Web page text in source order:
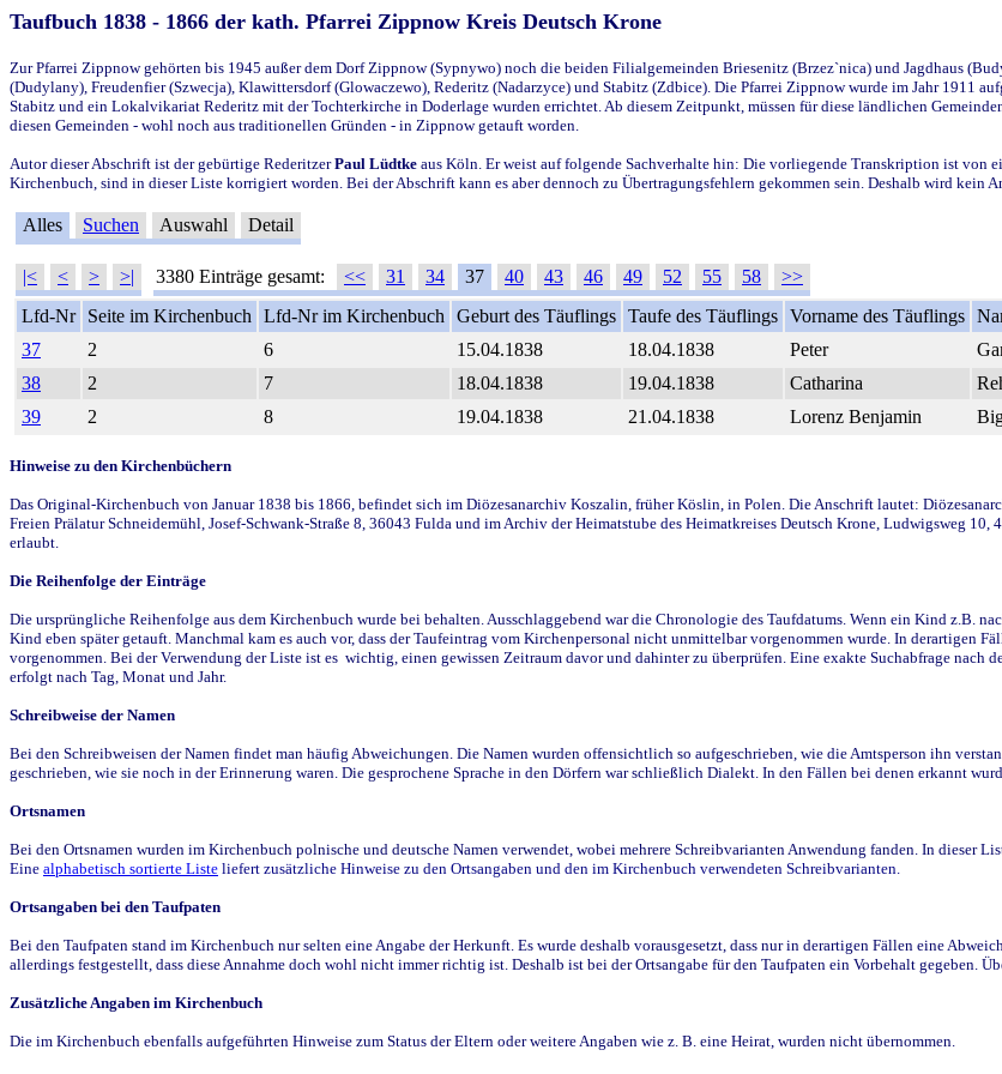
Taufbuch 1838 - 1866 der kath. Pfarrei Zippnow Kreis Deutsch Krone
Zur Pfarrei Zippnow gehörten bis 1945 außer dem Dorf Zippnow (Sypnywo) noch die beiden Filialgemeinden Briesenitz (Brzez`nica) und Jagdhaus
(Dudylany), Freudenfier (Szwecja), Klawittersdorf (Glowaczewo), Rederitz (Nadarzyce) und Stabitz (Zdbice). Die Pfarrei Zippnow wurde im Jahr 1911
Stabitz und ein Lokalvikariat Rederitz mit der Tochterkirche in Doderlage wurden errichtet. Ab diesem Zeitpunkt, müssen für diese ländlichen
diesen Gemeinden - wohl noch aus traditionellen Gründen - in Zippnow getauft worden.
Autor dieser Abschrift ist der gebürtige RederitzerPaul Lüdtke aus Köln. Er weist auf folgende Sachverhalte hin: Die vorliegende Transkription ist von
Kirchenbuch, sind in dieser Liste korrigiert worden. Bei der Abschrift kann es aber dennoch zu Übertragungsfehlern gekommen sein. Deshalb wird kein
Alles Suchen Auswahl Detail
|< < > >| 3380 Einträge gesamt: << 31 34 37 40 43 46 49 52 55 58
>>
Lfd-Nr
Seite im Kirchenbuch Lfd-Nr im Kirchenbuch Geburt des Täuflings Taufe des Täuflings Vorname des Täuflings
37
2 6 15.04.1838 18.04.1838 Peter
38
2 7 18.04.1838 19.04.1838 Catharina
39
2 8 19.04.1838 21.04.1838 Lorenz Benjamin
Hinweise zu den Kirchenbüchern
Das Original-Kirchenbuch von Januar 1838 bis 1866, befindet sich im Diözesanarchiv Koszalin, früher Köslin, in Polen. Die Anschrift lautet:
Freien Prälatur Schneidemühl, Josef-Schwank-Straße 8, 36043 Fulda und im Archiv der Heimatstube des Heimatkreises Deutsch Krone, Ludwigsweg
erlaubt.
Die Reihenfolge der Einträge
Die ursprüngliche Reihenfolge aus dem Kirchenbuch wurde bei behalten. Ausschlaggebend war die Chronologie des Taufdatums. Wenn ein Kind z.B.
Kind eben später getauft. Manchmal kam es auch vor, dass der Taufeintrag vom Kirchenpersonal nicht unmittelbar vorgenommen wurde. In derartigen
vorgenommen. Bei der Verwendung der Liste ist es wichtig, einen gewissen Zeitraum davor und dahinter zu überprüfen. Eine exakte Suchabfrage nach
erfolgt nach Tag, Monat und Jahr.
Schreibweise der Namen
Bei den Schreibweisen der Namen findet man häufig Abweichungen. Die Namen wurden offensichtlich so aufgeschrieben, wie die Amtsperson ihn
geschrieben, wie sie noch in der Erinnerung waren. Die gesprochene Sprache in den Dörfern war schließlich Dialekt. In den Fällen bei denen erkannt
Ortsnamen
Bei den Ortsnamen wurden im Kirchenbuch polnische und deutsche Namen verwendet, wobei mehrere Schreibvarianten Anwendung fanden. In dieser
Eine alphabetisch sortierte Liste liefert zusätzliche Hinweise zu den Ortsangaben und den im Kirchenbuch verwendeten Schreibvarianten.
Ortsangaben bei den Taufpaten
Bei den Taufpaten stand im Kirchenbuch nur selten eine Angabe der Herkunft. Es wurde deshalb vorausgesetzt, dass nur in derartigen Fällen eine
allerdings festgestellt, dass diese Annahme doch wohl nicht immer richtig ist. Deshalb ist bei der Ortsangabe für den Taufpaten ein Vorbehalt gegeben.
Zusätzliche Angaben im Kirchenbuch
Die im Kirchenbuch ebenfalls aufgeführten Hinweise zum Status der Eltern oder weitere Angaben wie z. B. eine Heirat, wurden nicht übernommen.